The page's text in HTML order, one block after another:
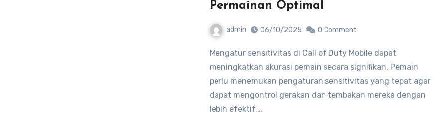
Permainan Optimal
admin 06/10/2025 0 Comment
Mengatur sensitivitas di Call of Duty Mobile dapat
meningkatkan akurasi pemain secara signifikan. Pemain
perlu menemukan pengaturan sensitivitas yang tepat agar
dapat mengontrol gerakan dan tembakan mereka dengan
lebih efektif.…